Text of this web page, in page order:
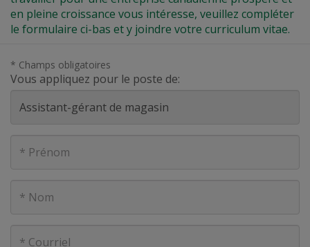
en pleine croissance vous intéresse, veuillez compléter
le formulaire ci-bas et y joindre votre curriculum vitae.
* Champs obligatoires
Vous appliquez pour le poste de: